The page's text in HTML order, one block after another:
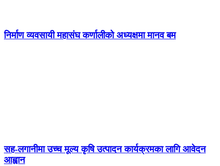
निर्माण व्यवसायी महासंघ कर्णालीको अध्यक्षमा मानव बम
सह-लगानीमा उच्च मूल्य कृषि उत्पादन कार्यक्रमका लागि आवेदन
आह्वान